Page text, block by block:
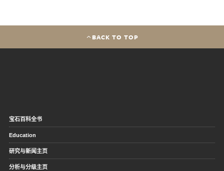
BACK TO TOP
宝石百科全书
Education
研究与新闻主页
分析与分级主页